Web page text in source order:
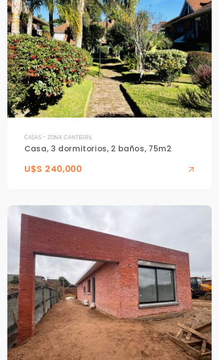
CASAS - ZONA CANTEGRIL
Casa, 3 dormitorios, 2 baños, 75m2
U$S 240,000
Para responderte
mejor y más rápido
Déjanos tus datos para identificar tu consulta en el
sistema de gestión de clientes.
Tu nombre *
Tu WhatsApp *
+598